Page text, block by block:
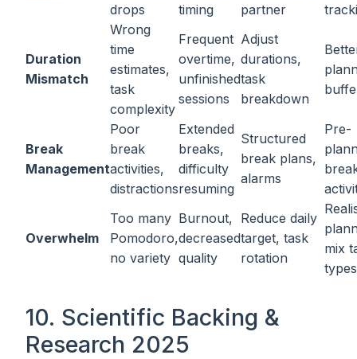
drops
timing
partner
Duration
Mismatch
Wrong
time
estimates,
task
complexity
Frequent
overtime,
unfinished
sessions
Adjust
durations,
task
breakdown
Break
Management
Poor
break
activities,
distractions
Extended
breaks,
difficulty
resuming
Structured
break plans,
alarms
Pre-
Overwhelm
Too many
Pomodoro,
no variety
Burnout,
decreased
quality
Reduce daily
target, task
rotation
mix
types
10. Scientific Backing &
Research 2025